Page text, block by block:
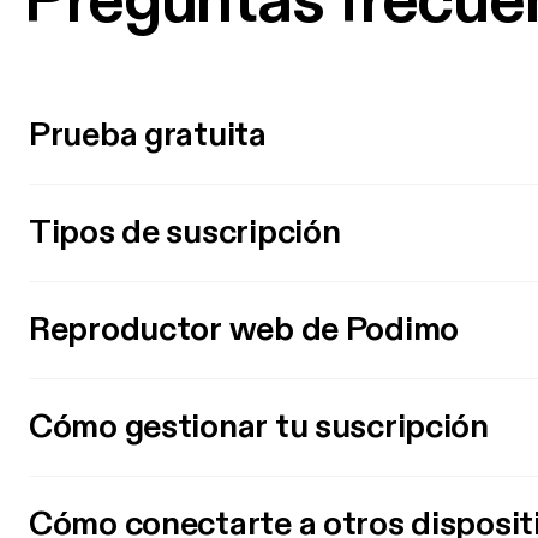
Prueba gratuita
Tipos de suscripción
Reproductor web de Podimo
Cómo gestionar tu suscripción
Cómo conectarte a otros